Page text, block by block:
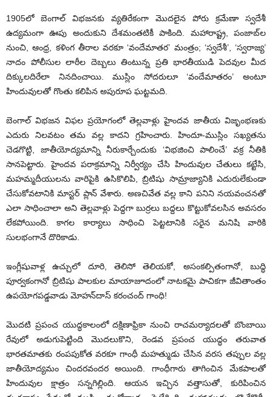
1905లో బెంగాల్‌ విభజనకు వ్యతిరేకంగా మొదలైన పోరు క్రమేణా స్వదేశీ
ఉద్యమంగా ఊపు అందుకుని దేశమంతటికీ పాకింది. మహారాష్ట్ర, పంజాబ్‌ల
నుంచి, ఆంధ్ర, కళింగ తీరాల వరకూ ‘వందేమాతర’ మంత్రం; ‘స్వదేశీ’, ‘స్వరాజ్య’
నాదం పోలీసుల లాఠీల దెబ్బలు తింటున్న ప్రతి భారతీయుడి పెదవుల మీద
దిక్కులదిరేలా నినదించాయి. ముస్లిం సోదరులూ ‘వందేమాతరం’ అంటూ
హిందువులతో గొంతు కలిపిన అపురూప ఘట్టమది.
బెంగాల్‌ విభజన విఫల ప్రయోగంలో తెల్లవాళ్లు హైందవ జాతీయ విజృంభణకు
ఎదురు నిలవటం తమ వల్ల కాదని గ్రహించారు. హిందూ-ముస్లిం సఖ్యతను
చెడగొట్టి, జాతీయోద్యమాన్ని నీరుకార్చేందుకు ‘విభజించి పాలించే’ వక్ర నీతికి
సానపెట్టారు. హైందవ పరాక్రమాన్ని నిర్వీర్యం చేసి హిందువుల చేతులు కట్టేసి,
మహమ్మదీయులను వారిపైకి ఉసికొలిపి, బ్రిటిషు సామ్రాజ్యానికి ఎదురులేకుండా
చేసుకోవటానికి మాస్టర్‌ ప్లాన్‌ వేశారు. అణచివేత వల్ల కాని పనిని నయవంచనతో
ఎలా సాధించాలా అని తెల్లవాళ్లు పెద్దగా బుర్రలు బద్దలు కొట్టుకోవలసిన అవసరం
లేకపోయింది. కాగల కార్యాలు సాధించి పెట్టటానికి సరైన మనిషి వారికి
సులభంగానే దొరికాడు.
ఇంగ్లీషువాళ్ల ఉచ్చులో దూరి, తెలిసో తెలియకో, అసంకల్పితంగానో, బుద్ధి
పూర్వకంగానో బ్రిటిషు పాలకుల మాయాజూదంలో నాటకమై పాచికగా జీవితాంతం
ఉపయోగపడ్డవాడు మోహన్‌దాస్‌ కరంచంద్‌ గాంధి!
మొదటి ప్రపంచ యుద్ధకాలంలో దక్షిణాఫ్రికా నుంచి రాచమర్యాదలతో బొంబాయి
రేవులో అడుగుపెట్టింది మొదలుకొని, రెండవ ప్రపంచ యుద్ధం తరువాత
భారతమాతకు రంపపుకోత వరకూ గాంధీ మహత్ముడు చేసిన వరస తప్పుల వల్ల
జాతీయోద్యమం చిందరవందర అయింది. గాంధీగారు తాగించిన మేకపాలతో
హిందువుల క్షాత్రం సన్నగిల్లింది. ఆయన ఇచ్చిన వత్తాసుతో, కురిపించిన